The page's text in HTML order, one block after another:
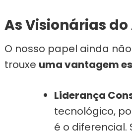
As Visionárias
O nosso papel ainda
trouxe uma vantagem
Liderança
tecnológico,
é o diferencial.